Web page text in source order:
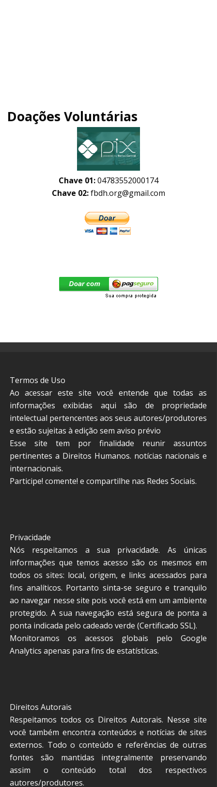
Doações Voluntárias
Chave 01:04783552000174
Chave 02:fbdh.org@gmail.com
Termos de Uso
Ao acessar este site você entende que todas as
informações exibidas aqui são de propriedade
intelectual pertencentes aos seus autores/produtores
e estão sujeitas à edição sem aviso prévio
Esse site tem por finalidade reunir assuntos
pertinentes a Direitos Humanos. notícias nacionais e
internacionais.
Participe! comente! e compartilhe nas Redes Sociais.
Privacidade
Nós respeitamos a sua privacidade. As únicas
informações que temos acesso são os mesmos em
todos os sites: local, origem, e links acessados para
fins analíticos. Portanto sinta-se seguro e tranquilo
ao navegar nesse site pois você está em um ambiente
protegido. A sua navegação está segura de ponta a
ponta indicada pelo cadeado verde (Certificado SSL).
Monitoramos os acessos globais pelo Google
Analytics apenas para fins de estatísticas.
Direitos Autorais
Respeitamos todos os Direitos Autorais. Nesse site
você também encontra conteúdos e notícias de sites
externos. Todo o conteúdo e referências de outras
fontes são mantidas integralmente preservando
assim o conteúdo total dos respectivos
autores/produtores.